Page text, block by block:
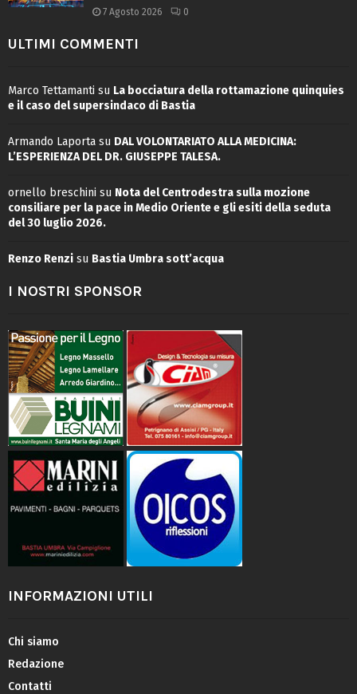
7 Agosto 2026 0
ULTIMI COMMENTI
Marco Tettamanti su La bocciatura della rottamazione quinquies
e il caso del supersindaco di Bastia
Armando Laporta su DAL VOLONTARIATO ALLA MEDICINA:
L’ESPERIENZA DEL DR. GIUSEPPE TALESA.
ornello breschini su Nota del Centrodestra sulla mozione
consiliare per la pace in Medio Oriente e gli esiti della seduta
del 30 luglio 2026.
Renzo Renzi su Bastia Umbra sott’acqua
I NOSTRI SPONSOR
INFORMAZIONI UTILI
Chi siamo
Redazione
Contatti